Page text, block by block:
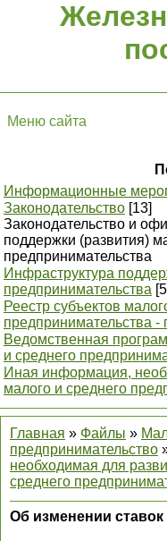
Меню сайта
Информационные
Законодательство [13]
Законодательство и
поддержки (развития)
предпринимательства
Инфраструктура
предпринимательства
Реестр субъектов
предпринимательства -
Ведомственная
и среднего
Иная информация,
малого и среднего
Главная » Файлы »
предпринимательство
необходимая для
среднего
Об изменении